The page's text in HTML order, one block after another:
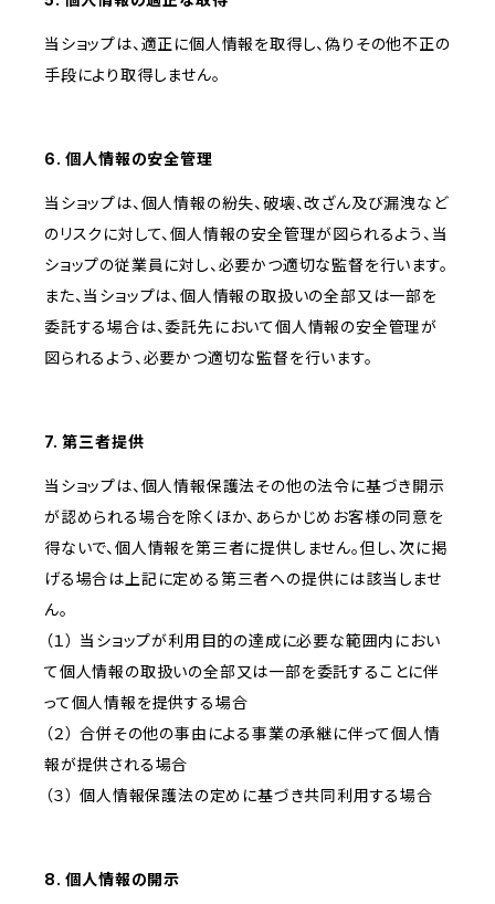
当ショップは、適正に個人情報を取得し、偽りその他不正の
手段により取得しません。
6. 個人情報の安全管理
当ショップは、個人情報の紛失、破壊、改ざん及び漏洩など
のリスクに対して、個人情報の安全管理が図られるよう、当
ショップの従業員に対し、必要かつ適切な監督を行います。
また、当ショップは、個人情報の取扱いの全部又は一部を
委託する場合は、委託先において個人情報の安全管理が
図られるよう、必要かつ適切な監督を行います。
7. 第三者提供
当ショップは、個人情報保護法その他の法令に基づき開示
が認められる場合を除くほか、あらかじめお客様の同意を
得ないで、個人情報を第三者に提供しません。但し、次に掲
げる場合は上記に定める第三者への提供には該当しませ
ん。
（１） 当ショップが利用目的の達成に必要な範囲内におい
て個人情報の取扱いの全部又は一部を委託することに伴
って個人情報を提供する場合
（２） 合併その他の事由による事業の承継に伴って個人情
報が提供される場合
（３） 個人情報保護法の定めに基づき共同利用する場合
8. 個人情報の開示